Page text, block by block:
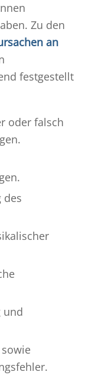
Zu den
an
festgestellt
oder falsch
des
und